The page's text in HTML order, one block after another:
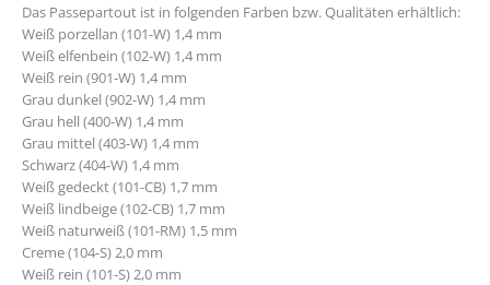
Das Passepartout ist in folgenden Farben bzw. Qualitäten erhältlich:
Weiß porzellan (101-W) 1,4 mm
Weiß elfenbein (102-W) 1,4 mm
Weiß rein (901-W) 1,4 mm
Grau dunkel (902-W) 1,4 mm
Grau hell (400-W) 1,4 mm
Grau mittel (403-W) 1,4 mm
Schwarz (404-W) 1,4 mm
Weiß gedeckt (101-CB) 1,7 mm
Weiß lindbeige (102-CB) 1,7 mm
Weiß naturweiß (101-RM) 1,5 mm
Creme (104-S) 2,0 mm
Weiß rein (101-S) 2,0 mm